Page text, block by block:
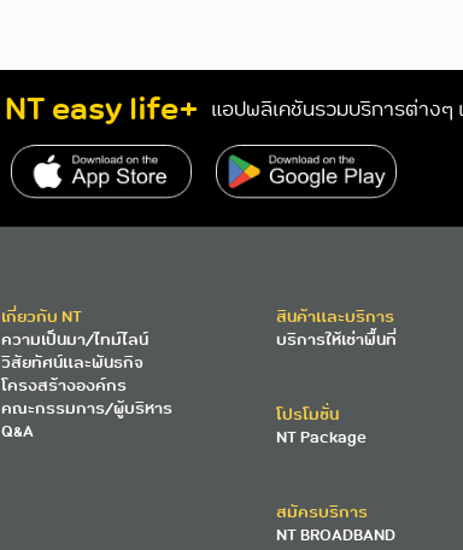
https://www.nteservice.com/eservice
NT easy life+ แอปพลิเคชันรวมบริการต่างๆ
เกี่ยวกับ NT
ความเป็นมา/ไทม์ไลน์
วิสัยทัศน์และพันธกิจ
โครงสร้างองค์กร
คณะกรรมการ/ผู้บริหาร
Q&A
สินค้าและบริการ
บริการให้เช่าพื้นที่
โปรโมชั่น
NT Package
สมัครบริการ
NT BROADBAND